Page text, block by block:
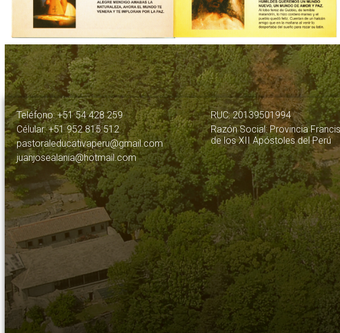
Teléfono: +51 54 428 259
Célular: +51 952 815 512
pastoraleducativaperu@gmail.com
juanjosealania@hotmail.com
RUC: 20139501994
Razón Social: Provincia
de los XII Apóstoles del Perú